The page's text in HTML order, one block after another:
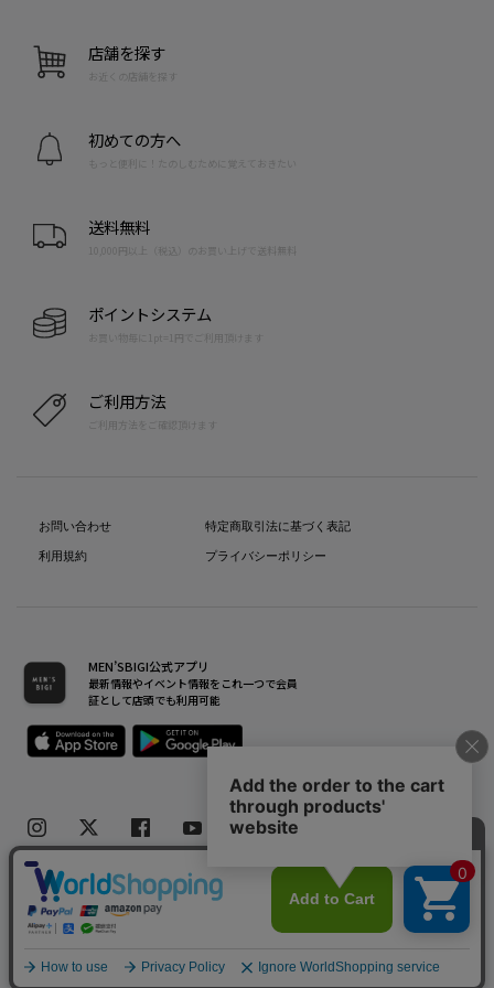
店舗を探す
お近くの店舗を探す
初めての方へ
もっと便利に！たのしむために覚えておきたい
送料無料
10,000円以上（税込）のお買い上げで送料無料
ポイントシステム
お買い物毎に1pt=1円でご利用頂けます
ご利用方法
ご利用方法をご確認頂けます
お問い合わせ
利用規約
特定商取引法に基づく表記
プライバシーポリシー
MEN’SBIGI公式アプリ
最新情報やイベント情報をこれ一つで会員
証として店頭でも利用可能
Copyright(C) Bigi Co.,Ltd.All Rights Reserved.